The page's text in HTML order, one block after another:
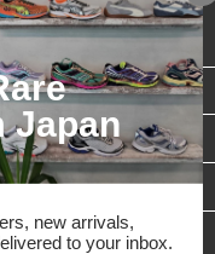
安心への取り組み
かんたん購入ガイド
BUYMA CARD
プライバシー